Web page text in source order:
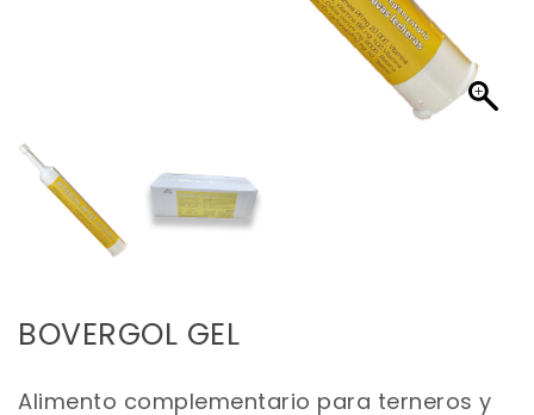
BOVERGOL GEL
Alimento complementario para terneros y